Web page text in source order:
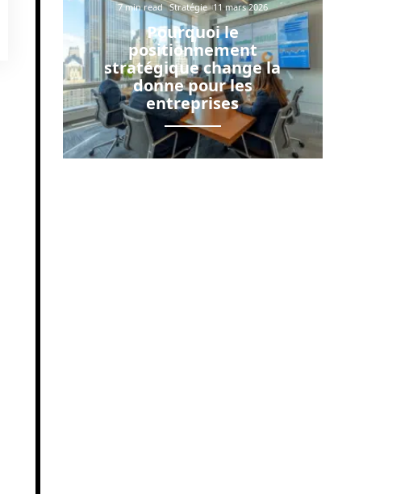
7 min read Stratégie 11 mars 2026
Pourquoi le
positionnement
stratégique change la
donne pour les
entreprises